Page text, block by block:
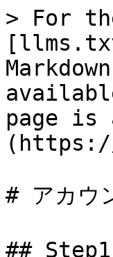
> For
page is
# アカウ
## Step1